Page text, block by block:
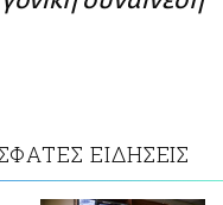
ΕΙΔΗΣΕΙΣ